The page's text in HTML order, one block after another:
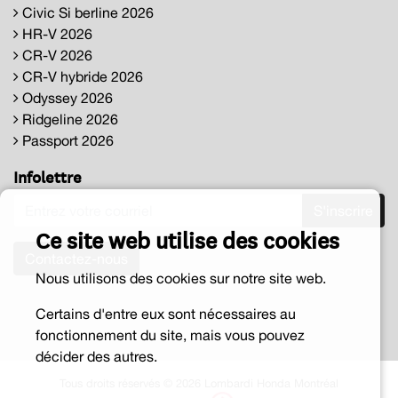
Civic Si berline 2026
HR-V 2026
CR-V 2026
CR-V hybride 2026
Odyssey 2026
Ridgeline 2026
Passport 2026
Infolettre
Ce site web utilise des cookies
Nous utilisons des cookies sur notre site web.
Certains d'entre eux sont nécessaires au
fonctionnement du site, mais vous pouvez
décider des autres.